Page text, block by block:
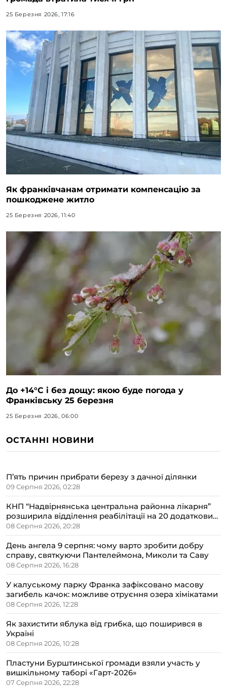
25 Березня 2026, 17:16
Як франківчанам отримати компенсацію за
пошкоджене житло
25 Березня 2026, 11:40
До +14°C і без дощу: якою буде погода у
Франківську 25 березня
25 Березня 2026, 06:00
ОСТАННІ НОВИНИ
П’ять причин прибрати березу з дачної ділянки
09 Серпня 2026, 02:28
КНП “Надвірнянська центральна районна лікарня”
розширила відділення реабілітації на 20 додаткових
ліжок
08 Серпня 2026, 20:28
День ангела 9 серпня: чому варто зробити добру
справу, святкуючи Пантелеймона, Миколи та Саву
08 Серпня 2026, 16:28
У калуському парку Франка зафіксовано масову
загибель качок: можливе отруєння озера хімікатами
08 Серпня 2026, 12:28
Як захистити яблука від грибка, що поширився в
Україні
08 Серпня 2026, 10:28
Пластуни Бурштинської громади взяли участь у
вишкільному таборі «Гарт-2026»
07 Серпня 2026, 22:28